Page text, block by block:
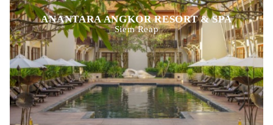
ANANTARA ANGKOR RESORT & SPA
Siem Reap